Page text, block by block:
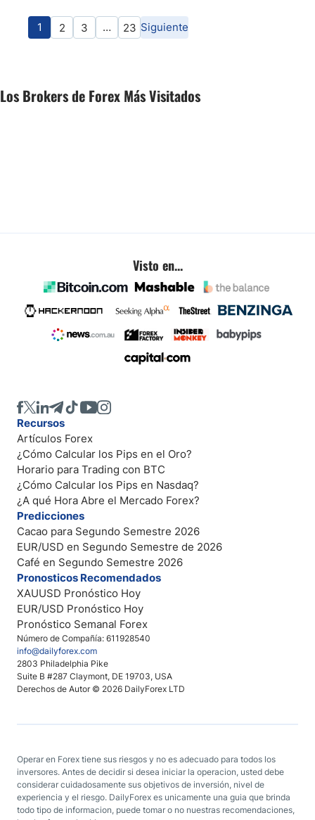
1 2 3 … 23 Siguiente
Los Brokers de Forex Más Visitados
Visto en...
Número de Compañía: 611928540
info@dailyforex.com
2803 Philadelphia Pike
Suite B #287 Claymont, DE 19703, USA
Derechos de Autor © 2026 DailyForex LTD
Recursos
Artículos Forex
¿Cómo Calcular los Pips en el Oro?
Horario para Trading con BTC
¿Cómo Calcular los Pips en Nasdaq?
¿A qué Hora Abre el Mercado Forex?
Predicciones
Cacao para Segundo Semestre 2026
EUR/USD en Segundo Semestre de 2026
Café en Segundo Semestre 2026
Pronosticos Recomendados
XAUUSD Pronóstico Hoy
EUR/USD Pronóstico Hoy
Pronóstico Semanal Forex
Operar en Forex tiene sus riesgos y no es adecuado para todos los
inversores. Antes de decidir si desea iniciar la operacion, usted debe
considerar cuidadosamente sus objetivos de inversión, nivel de
experiencia y el riesgo. DailyForex es unicamente una guia que brinda
todo tipo de informacion, puede tomar o no nuestras recomendaciones,